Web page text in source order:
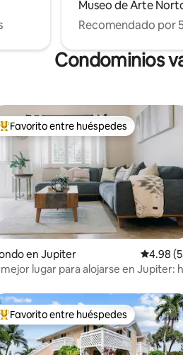
Museo de Arte
Recomendado por
Condominios
4.92 de 5, 130 reseñas
Favorito entre huéspedes preferido
Favorito entre huéspedes
en Jupiter
4.98
mejor lugar para alojarse en Jupiter:
Favorito entre huéspedes preferido
Favorito entre huéspedes